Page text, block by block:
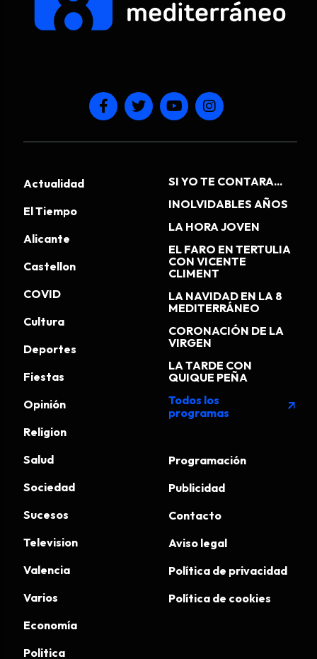
Actualidad
El Tiempo
Alicante
Castellon
COVID
Cultura
Deportes
Fiestas
Opinión
Religion
Salud
Sociedad
Sucesos
Television
Valencia
Varios
Economía
Politica
SI YO TE CONTARA...
INOLVIDABLES AÑOS
LA HORA JOVEN
EL FARO EN TERTULIA
CON VICENTE
CLIMENT
LA NAVIDAD EN LA 8
MEDITERRÁNEO
CORONACIÓN DE LA
VIRGEN
LA TARDE CON
QUIQUE PEÑA
Todos los
programas
arrow_outward
Programación
Publicidad
Contacto
Aviso legal
Política de privacidad
Política de cookies